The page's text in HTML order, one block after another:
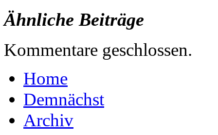
Ähnliche Beiträge
Kommentare geschlossen.
Home
Demnächst
Archiv